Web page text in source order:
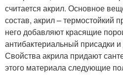
считается акрил. Основное
состав, акрил – термостойкий
него добавляют красящие
антибактериальный присадки
Свойства акрила придают
этого материала следующие